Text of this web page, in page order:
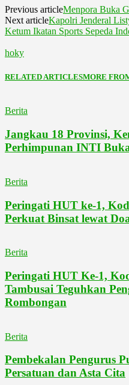
Previous articleMenpora Buka
Next articleKapolri Jenderal
Ketum Ikatan Sports Sepeda
hoky
RELATED ARTICLESMORE
Berita
Jangkau 18 Provinsi,
Perhimpunan INTI
Berita
Peringati HUT ke-1,
Perkuat Binsat lewat
Berita
Peringati HUT Ke-1,
Tambusai Teguhkan
Rombongan
Berita
Pembekalan Pengurus
Persatuan dan Asta Cita